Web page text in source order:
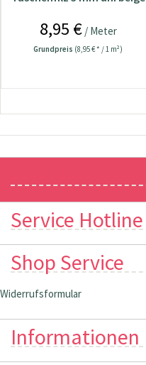
8,95 €/ Meter
Grundpreis (8,95 € * / 1 m²)
Service Hotline
Shop Service
Widerrufsformular
Informationen